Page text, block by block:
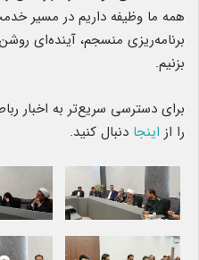
همه ما وظیفه داریم در مسیر
برنامه‌ریزی منسجم، آینده‌ای
بزنیم.
برای دسترسی سریع‌تر به اخبار
را از اینجا دنبال کنید.